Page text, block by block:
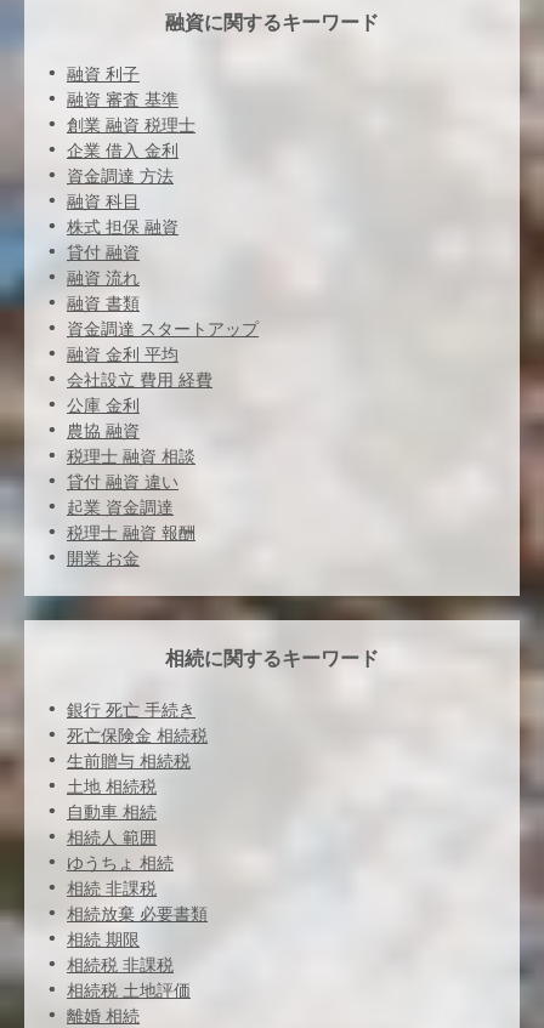
融資に関するキーワード
融資 利子
融資 審査 基準
創業 融資 税理士
企業 借入 金利
資金調達 方法
融資 科目
株式 担保 融資
貸付 融資
融資 流れ
融資 書類
資金調達 スタートアップ
融資 金利 平均
会社設立 費用 経費
公庫 金利
農協 融資
税理士 融資 相談
貸付 融資 違い
起業 資金調達
税理士 融資 報酬
開業 お金
相続に関するキーワード
銀行 死亡 手続き
死亡保険金 相続税
生前贈与 相続税
土地 相続税
自動車 相続
相続人 範囲
ゆうちょ 相続
相続 非課税
相続放棄 必要書類
相続 期限
相続税 非課税
相続税 土地評価
離婚 相続